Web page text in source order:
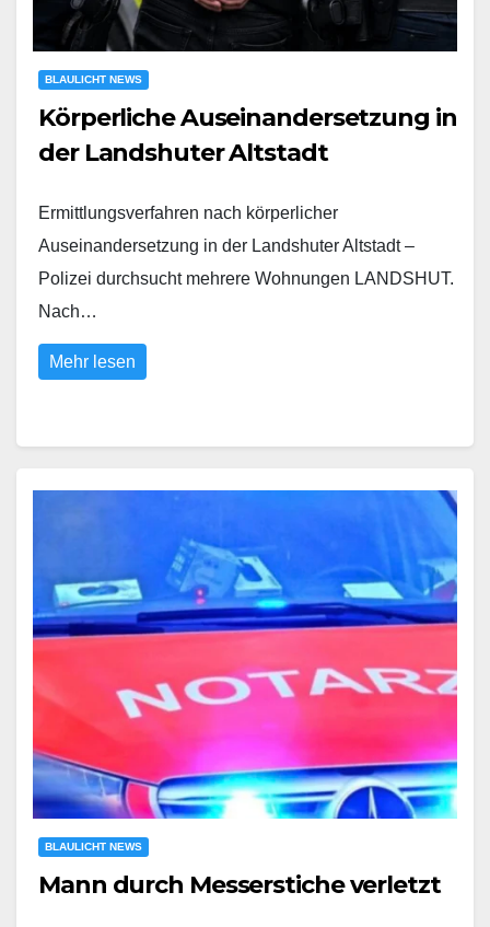
BLAULICHT NEWS
Körperliche Auseinandersetzung in
der Landshuter Altstadt
Ermittlungsverfahren nach körperlicher
Auseinandersetzung in der Landshuter Altstadt –
Polizei durchsucht mehrere Wohnungen LANDSHUT.
Nach…
Mehr lesen
BLAULICHT NEWS
Mann durch Messerstiche verletzt